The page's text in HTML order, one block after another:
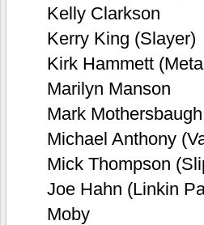
Kelly Clarkson
Kerry King (Slayer)
Kirk Hammett
Marilyn Manson
Mark
Michael Anthony
Mick Thompson
Joe Hahn (Linkin
Moby